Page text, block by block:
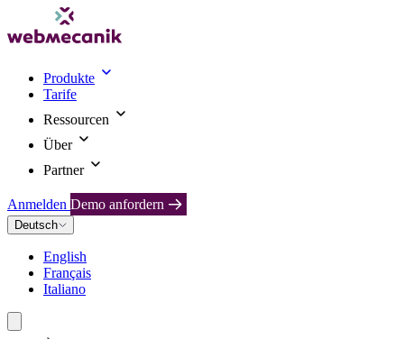
Produkte
Tarife
Ressourcen
Über
Partner
Anmelden Demo anfordern
Deutsch
English
Français
Italiano